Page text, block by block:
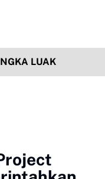
LUAK